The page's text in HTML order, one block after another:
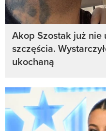
Akop Szostak już
szczęścia.
ukochaną